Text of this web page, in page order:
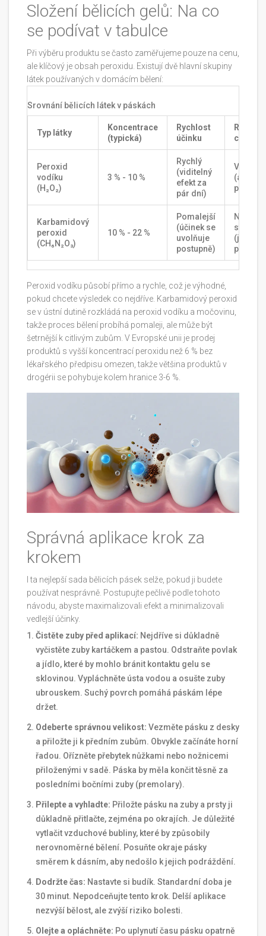
Složení bělicích gelů: Na co
se podívat v tabulce
Při výběru produktu se často zaměřujeme pouze na cenu,
ale klíčový je obsah peroxidu. Existují dvě hlavní skupiny
látek používaných v domácím bělení:
Srovnání bělicích látek v páskách
Typ látky
Koncentrace
(typická)
Rychlost
účinku
Riziko
Peroxid
vodíku
(H₂O₂)
3 % - 10 %
Rychlý
(viditelný
efekt za
pár dní)
Vyšší
Karbamidový
peroxid
(CH₆N₂O₃)
10 % - 22 %
Pomalejší
(účinek se
uvolňuje
postupně)
Nízké až
střední
pro
Peroxid vodíku působí přímo a rychle, což je výhodné,
pokud chcete výsledek co nejdříve. Karbamidový peroxid
se v ústní dutině rozkládá na peroxid vodíku a močovinu,
takže proces bělení probíhá pomaleji, ale může být
šetrnější k citlivým zubům. V Evropské unii je prodej
produktů s vyšší koncentrací peroxidu než 6 % bez
lékařského předpisu omezen, takže většina produktů v
drogérii se pohybuje kolem hranice 3-6 %.
Správná aplikace krok za
krokem
I ta nejlepší sada bělicích pásek selže, pokud ji budete
používat nesprávně. Postupujte pečlivě podle tohoto
návodu, abyste maximalizovali efekt a minimalizovali
vedlejší účinky.
Čistěte zuby před aplikací: Nejdříve si důkladně
vyčistěte zuby kartáčkem a pastou. Odstraňte povlak
a jídlo, které by mohlo bránit kontaktu gelu se
sklovinou. Vypláchněte ústa vodou a osušte zuby
ubrouskem. Suchý povrch pomáhá páskám lépe
držet.
Odeberte správnou velikost: Vezměte pásku z desky
a přiložte ji k předním zubům. Obvykle začínáte horní
řadou. Ořízněte přebytek nůžkami nebo nožnicemi
přiloženými v sadě. Páska by měla končit těsně za
posledními bočními zuby (premolary).
Přilepte a vyhladte: Přiložte pásku na zuby a prsty ji
důkladně přitlačte, zejména po okrajích. Je důležité
vytlačit vzduchové bubliny, které by způsobily
nerovnoměrné bělení. Posuňte okraje pásky
směrem k dásním, aby nedošlo k jejich podráždění.
Dodržte čas: Nastavte si budík. Standardní doba je
30 minut. Nepodceňujte tento krok. Delší aplikace
nezvýší bělost, ale zvýší riziko bolesti.
Olejte a opláchněte: Po uplynutí času pásku opatrně